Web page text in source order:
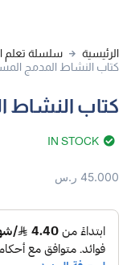
الرئيسية
سلسلة تعلم
كتاب النشاط المدمج
كتاب النشاط
IN STOCK
45.000 ر.س